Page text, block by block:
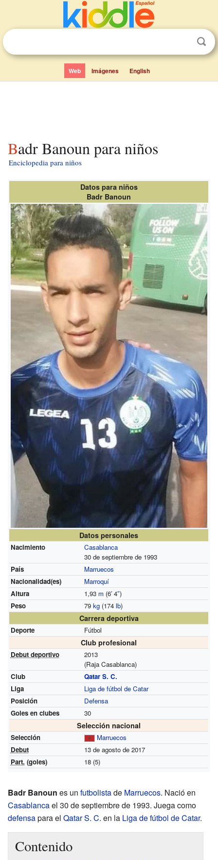
Web Imágenes English
Badr Banoun para niños
Enciclopedia para niños
Datos para niños
Badr Banoun
Datos personales
Nacimiento
Casablanca
30 de septiembre de 1993
País
Marruecos
Nacionalidad(es)
Marroquí
Altura
1,93 m (6′4″)
Peso
79 kg(174 lb)
Carrera deportiva
Deporte Fútbol
Club profesional
Debut deportivo
2013
(Raja Casablanca)
Club
Qatar S. C.
Liga
Liga de fútbol de Catar
Posición
Defensa
Goles en clubes
30
Selección nacional
Selección
Marruecos
Debut
13 de agosto de 2017
Part. (goles) 18 (5)
Badr Banoun es un futbolistade Marruecos. Nació en
Casablancael 30 de septiembre de 1993. Juega como
defensapara el Qatar S. C. en la Liga de fútbol de Catar.
Contenido